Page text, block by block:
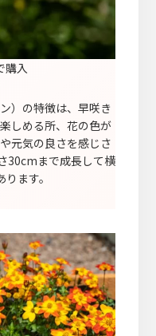
購入
）の特徴は、早咲き
しめる所、花の色が
元気の良さを感じさ
30cmまで成長して横
ます。